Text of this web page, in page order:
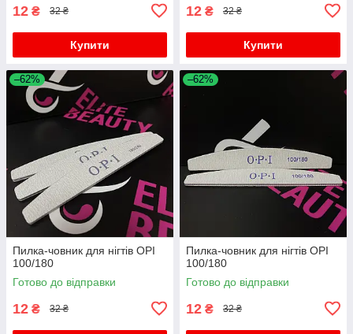
12 ₴ 32 ₴
Купити
12 ₴ 32 ₴
Купити
–62%
Пилка-човник для нігтів OPI
100/180
Готово до відправки
12 ₴ 32 ₴
–62%
Пилка-човник для нігтів OPI
100/180
Готово до відправки
12 ₴ 32 ₴